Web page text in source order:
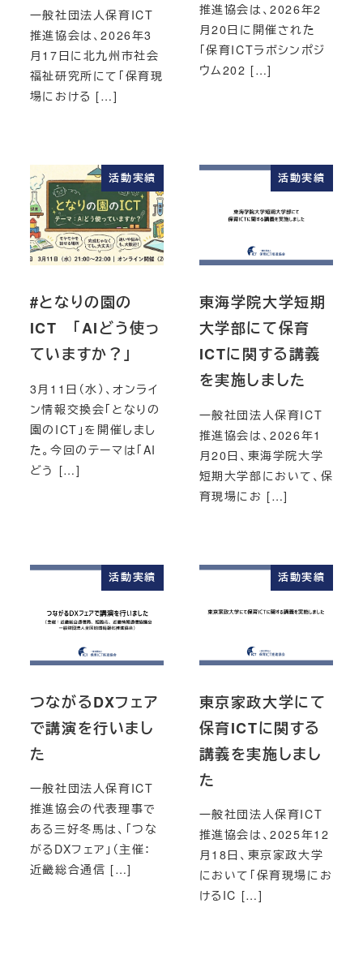
一般社団法人保育ICT
推進協会は、2026年3
月17日に北九州市社会
福祉研究所にて「保育現
場における […]
推進協会は、2026年2
月20日に開催された
「保育ICTラボシンポジ
ウム202 […]
活動実績
#となりの園の
ICT 「AIどう使っ
ていますか？」
3月11日（水）、オンライ
ン情報交換会「となりの
園のICT」を開催しまし
た。今回のテーマは「AI
どう […]
活動実績
東海学院大学短期
大学部にて保育
ICTに関する講義
を実施しました
一般社団法人保育ICT
推進協会は、2026年1
月20日、東海学院大学
短期大学部において、保
育現場にお […]
活動実績
つながるDXフェア
で講演を行いまし
た
一般社団法人保育ICT
推進協会の代表理事で
ある三好冬馬は、「つな
がるDXフェア」（主催：
近畿総合通信 […]
活動実績
東京家政大学にて
保育ICTに関する
講義を実施しまし
た
一般社団法人保育ICT
推進協会は、2025年12
月18日、東京家政大学
において「保育現場にお
けるIC […]